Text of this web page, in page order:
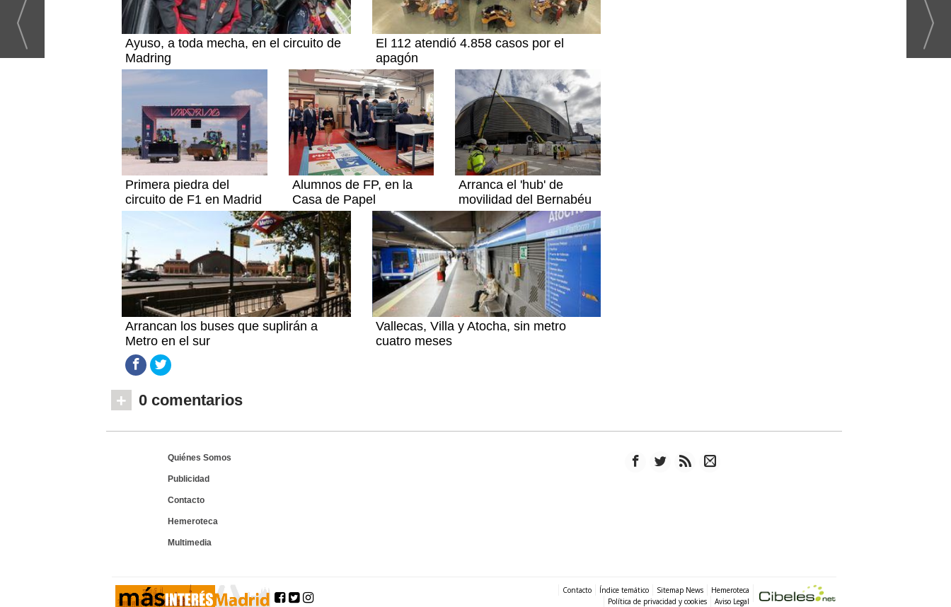
Ayuso, a toda mecha, en el circuito de
Madring
El 112 atendió 4.858 casos por el
apagón
Primera piedra del
circuito de F1 en Madrid
Alumnos de FP, en la
Casa de Papel
Arranca el 'hub' de
movilidad del Bernabéu
Arrancan los buses que suplirán a
Metro en el sur
Vallecas, Villa y Atocha, sin metro
cuatro meses
+ 0 comentarios
Quiénes Somos
Publicidad
Contacto
Hemeroteca
Multimedia
Contacto Índice temático Sitemap News
Hemeroteca
Política de privacidad y cookies
Aviso Legal